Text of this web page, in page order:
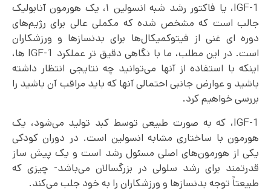
IGF-1، یا فاکتور رشد شبه انسولین ۱، یک هورمون آنابولیک
جالب است که مشخص شده که مکملی عالی برای رژیم‌های
دوره ای غنی از فیتوکمیکال‌ها برای بدنسازها و ورزشکاران
است. در این مطلب، ما با نگاهی دقیق تر عملکرد IGF-1 ها،
اینکه با استفاده از آنها می‌توانید چه نتایجی انتظار داشته
باشید و عوارض جانبی احتمالی آنها که باید مراقب آن باشید را
بررسی خواهیم کرد.
IGF-1، که به صورت طبیعی توسط کبد تولید می‌شود، یک
هورمون با ساختاری مشابه انسولین است. در دوران کودکی
یکی از هورمون‌های اصلی مسئول رشد است و یک پیش ساز
قدرتمند برای رشد سلولی در بزرگسالان می‌باشد- چیزی که
طبیعتاً توجه بدنسازها و ورزشکاران را به خود جلب می‌کند.